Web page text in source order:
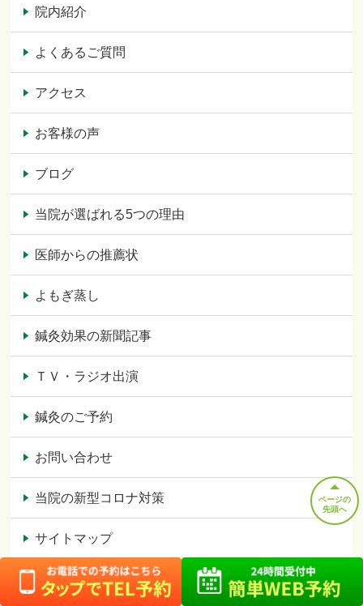
院内紹介
よくあるご質問
アクセス
お客様の声
ブログ
当院が選ばれる5つの理由
医師からの推薦状
よもぎ蒸し
鍼灸効果の新聞記事
ＴＶ・ラジオ出演
鍼灸のご予約
お問い合わせ
当院の新型コロナ対策
サイトマップ
対応症状の一覧
ページの
先頭へ